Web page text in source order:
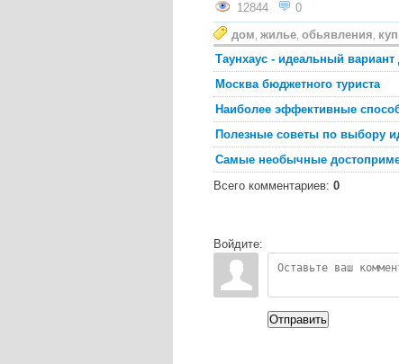
12844
0
дом жилье обьявления
Таунхаус - идеальный
Москва бюджетного туриста
Наиболее эффективные
Полезные советы по выбору
Самые необычные
Всего комментариев: 0
Войдите:
Отправить